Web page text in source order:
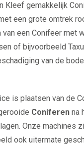
Kleef gemakkelijk
een grote omtrek
van een Conifeer met
of bijvoorbeeld
van de
is plaatsen van de
Coniferen na
Onze machines
ook uitermate